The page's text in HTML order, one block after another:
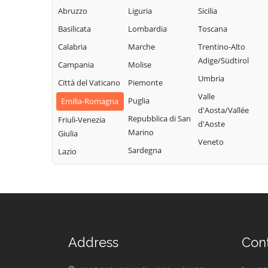
Abruzzo
Basilicata
Calabria
Campania
Città del Vaticano
Emilia-Romagna
Friuli-Venezia
Giulia
Lazio
Liguria
Lombardia
Marche
Molise
Piemonte
Puglia
Repubblica di San
Marino
Sardegna
Sicilia
Toscana
Trentino-Alto
Adige/Südtirol
Umbria
Valle
d'Aosta/Vallée
d'Aoste
Veneto
Address